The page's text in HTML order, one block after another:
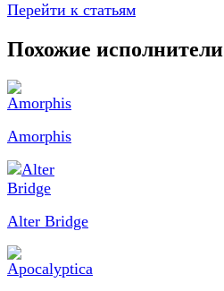
Перейти к статьям
Похожие исполнители
Amorphis
Alter Bridge